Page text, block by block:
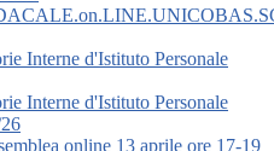
Interne d'Istituto Personale
Interne d'Istituto Personale
online 13 aprile ore 17-19